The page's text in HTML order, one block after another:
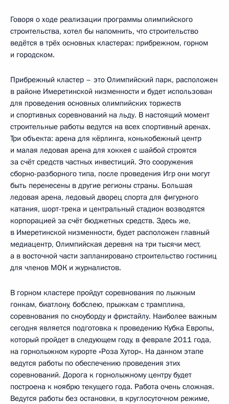
Говоря о ходе реализации программы олимпийского
строительства, хотел бы напомнить, что строительство
ведётся в трёх основных кластерах: прибрежном, горном
и городском.
Прибрежный кластер – это Олимпийский парк, расположен
в районе Имеретинской низменности и будет использован
для проведения основных олимпийских торжеств
и спортивных соревнований на льду. В настоящий момент
строительные работы ведутся на всех спортивный аренах.
Три объекта: арена для кёрлинга, конькобежный центр
и малая ледовая арена для хоккея с шайбой строятся
за счёт средств частных инвестиций. Это сооружения
сборно-разборного типа, после проведения Игр они могут
быть перенесены в другие регионы страны. Большая
ледовая арена, ледовый дворец спорта для фигурного
катания, шорт-трека и центральный стадион возводятся
корпорацией за счёт бюджетных средств. Здесь же,
в Имеретинской низменности, будет расположен главный
медиацентр, Олимпийская деревня на три тысячи мест,
а в восточной части запланировано строительство гостиниц
для членов МОК и журналистов.
В горном кластере пройдут соревнования по лыжным
гонкам, биатлону, бобслею, прыжкам с трамплина,
соревнования по сноуборду и фристайлу. Наиболее важным
сегодня является подготовка к проведению Кубка Европы,
который пройдет в следующем году, в феврале 2011 года,
на горнолыжном курорте «Роза Хутор». На данном этапе
ведутся работы по обеспечению проведения этих
соревнований. Дорога к горнолыжному центру будет
построена к ноябрю текущего года. Работа очень сложная.
Ведутся работы без остановки, в круглосуточном режиме,